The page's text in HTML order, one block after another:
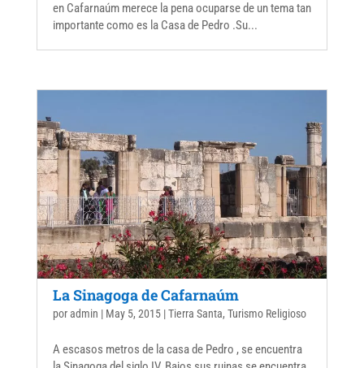
en Cafarnaúm merece la pena ocuparse de un tema tan
importante como es la Casa de Pedro .Su...
La Sinagoga de Cafarnaúm
poradmin | May 5, 2015|Tierra Santa, Turismo Religioso
A escasos metros de la casa de Pedro , se encuentra